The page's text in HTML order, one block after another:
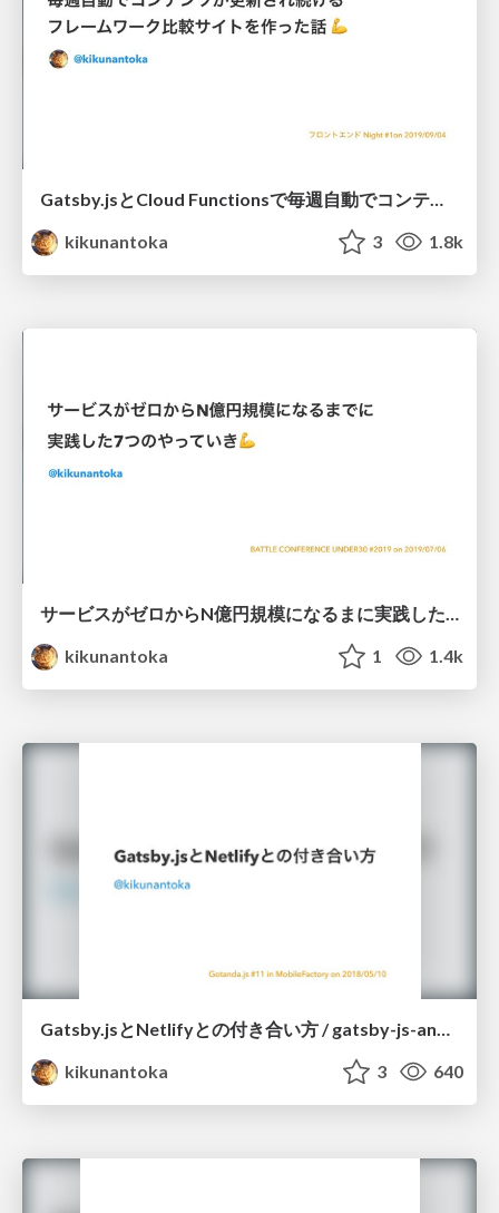
Gatsby.jsとCloud Functionsで毎週自動でコンテンツが更新され続けるフレームワーク比較サイトを作った話 / frontend_night_1
kikunantoka
3 1.8k
サービスがゼロからN億円規模になるまに実践した7つのやっていき / 7_yatteiki_battle_conference_u30_2019
kikunantoka
1 1.4k
Gatsby.jsとNetlifyとの付き合い方 / gatsby-js-and-netlify
kikunantoka
3 640